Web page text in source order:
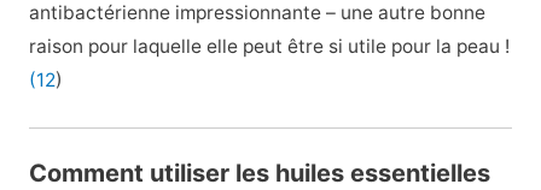
antibactérienne impressionnante – une autre bonne
raison pour laquelle elle peut être si utile pour la peau !
(12)
Comment utiliser les huiles essentielles